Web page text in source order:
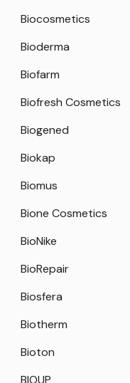
Biocosmetics
Bioderma
Biofarm
Biofresh Cosmetics
Biogened
Biokap
Biomus
Bione Cosmetics
BioNike
BioRepair
Biosfera
Biotherm
Bioton
BIOUP